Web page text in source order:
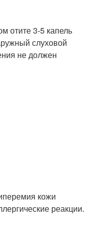
отите 3-5 капель
слуховой
не должен
кожи
реакции.